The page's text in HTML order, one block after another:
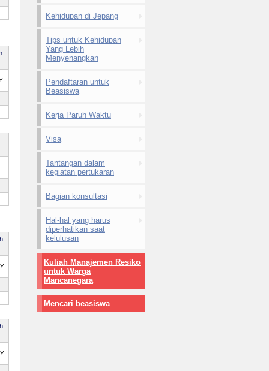
Kehidupan di Jepang
Tips untuk Kehidupan
Yang Lebih
Menyenangkan
Pendaftaran untuk
Beasiswa
Kerja Paruh Waktu
Visa
Tantangan dalam
kegiatan pertukaran
Bagian konsultasi
Hal-hal yang harus
diperhatikan saat
kelulusan
Kuliah Manajemen Resiko
untuk Warga
Mancanegara
Mencari beasiswa